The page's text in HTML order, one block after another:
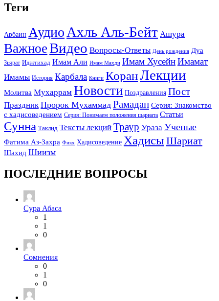
Теги
Арбаин Аудио Ахль Аль-Бейт Ашура
ВажноеВидео Вопросы-Ответы День рождения Дуа
Зьярат Иджтихад Имам Али Имам Махди Имам ХусейнИмамат
Имамы История Карбала Книги КоранЛекции
Молитва Мухаррам Новости Поздравления Пост
Праздник Пророк Мухаммад Рамадан Серия: Знакомство
с хадисоведением Серия: Понимаем положения шариата Статьи
Сунна Таклид Тексты лекций Траур Ураза Ученые
Фатима Аз-Захра Фикх Хадисоведение ХадисыШариат
Шахид Шиизм
ПОСЛЕДНИЕ ВОПРОСЫ
Сура Абаса
1
1
0
Сомнения
0
1
0